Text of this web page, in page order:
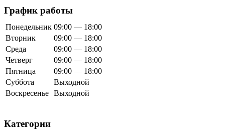
График работы
Понедельник 09:00 — 18:00
Вторник
09:00 — 18:00
Среда
09:00 — 18:00
Четверг
09:00 — 18:00
Пятница
09:00 — 18:00
Суббота
Выходной
Воскресенье Выходной
Категории